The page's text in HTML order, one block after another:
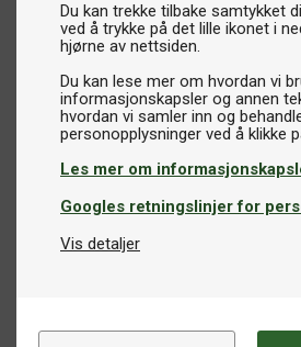
Du kan trekke tilbake samtykket
ved å trykke på det lille ikonet i
hjørne av nettsiden.
Du kan lese mer om hvordan vi
informasjonskapsler og annen
hvordan vi samler inn og
Les mer om
Googles retningslinjer for
Vis detaljer